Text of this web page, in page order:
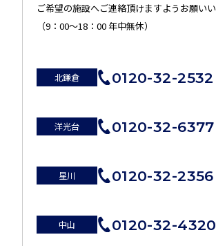
ご希望の施設へご連絡頂けますようお願いい
（9：00～18：00 年中無休）
北鎌倉 0120-32-2532
洋光台 0120-32-6377
星川 0120-32-2356
中山 0120-32-4320